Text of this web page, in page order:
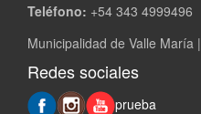
Teléfono: +54 343 4999496
Municipalidad de Valle María |
Redes sociales
prueba